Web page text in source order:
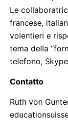
Le
francese,
volentieri e
tema della
telefono,
Contatto
Ruth von